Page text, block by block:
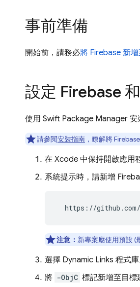
事前準備
開始前，請務必將 Firebase 新
設定 Firebase 和
使用 Swift Package Manager 安
請參閱安裝指南 ，瞭解將
在 Xcode 中保持開啟應用
系統提示時，請新增
https://
注意： 新專案應使用預設 (
選擇 Dynamic Links 程式庫
將 -ObjC 標記新增至目標